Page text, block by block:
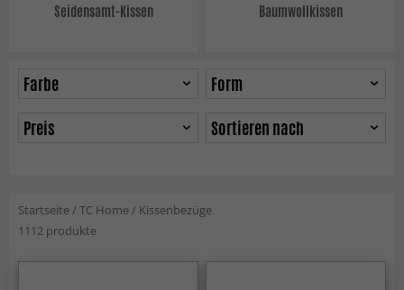
Seidensamt-Kissen Baumwollkissen
Farbe
Form
Preis
Sortieren nach
Startseite/TC Home/ Kissenbezüge
1112 produkte